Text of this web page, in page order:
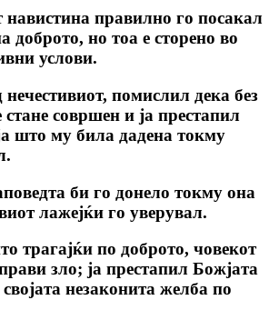
правилно го посакал
доброто, но тоа е сторено во
услови.
помислил дека без
совршен и ја престапил
што му била дадена токму
би го донело токму она
лажејќи го уверувал.
трагајќи пo доброто, човекот
зло; ја престапил Божјата
незаконита желба по